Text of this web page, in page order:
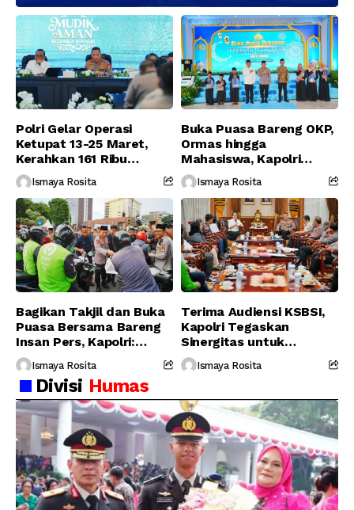
Polri Gelar Operasi
Ketupat 13-25 Maret,
Kerahkan 161 Ribu
Personel Gabungan
Ismaya Rosita
Buka Puasa Bareng OKP,
Ormas hingga
Mahasiswa, Kapolri
Serukan Jaga
Persatuan-Dukung
Program Pemerintah
Ismaya Rosita
Bagikan Takjil dan Buka
Puasa Bersama Bareng
Insan Pers, Kapolri:
Suara Media Suara
Publik
Ismaya Rosita
Terima Audiensi KSBSI,
Kapolri Tegaskan
Sinergitas untuk
Perjuangkan Hak Buruh
Ismaya Rosita
Divisi Humas